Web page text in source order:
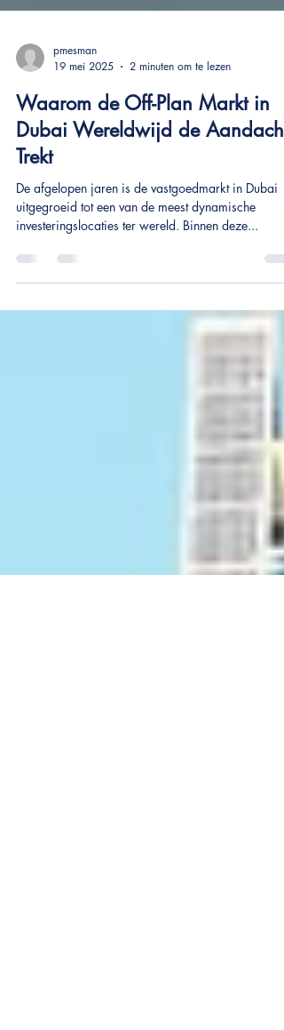
pmesman
2 minuten om te lezen
Waarom de Off-Plan Markt in
Dubai Wereldwijd de Aandacht
Trekt
De afgelopen jaren is de vastgoedmarkt in Dubai
uitgegroeid tot een van de meest dynamische